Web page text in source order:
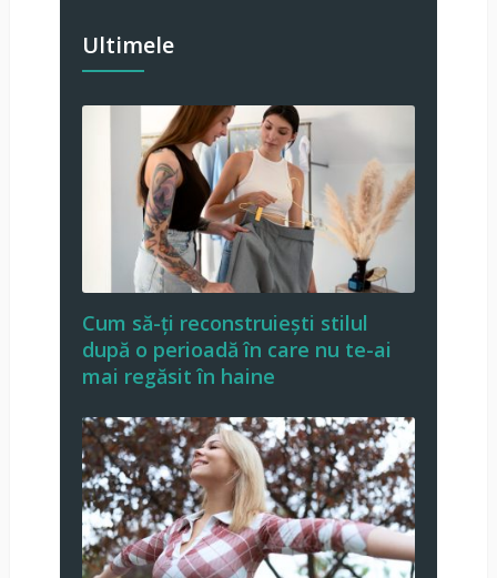
Ultimele
Cum să-ți reconstruiești stilul
după o perioadă în care nu te-ai
mai regăsit în haine